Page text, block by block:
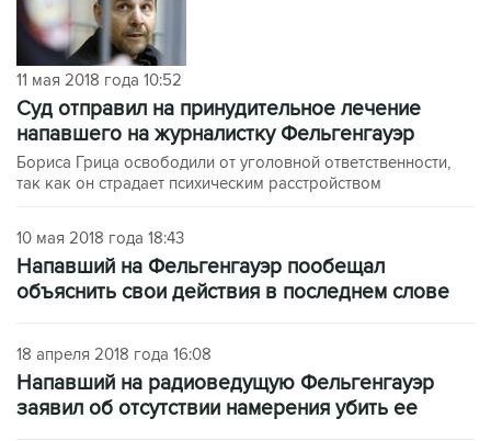
11 мая 2018 года 10:52
Суд отправил на принудительное лечение
напавшего на журналистку Фельгенгауэр
Бориса Грица освободили от уголовной ответственности,
так как он страдает психическим расстройством
10 мая 2018 года 18:43
Напавший на Фельгенгауэр пообещал
объяснить свои действия в последнем слове
18 апреля 2018 года 16:08
Напавший на радиоведущую Фельгенгауэр
заявил об отсутствии намерения убить ее